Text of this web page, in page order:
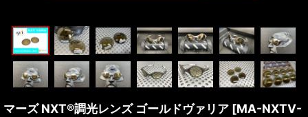
マーズ NXT®調光レンズ ゴールドヴァリア [MA-NXTV-